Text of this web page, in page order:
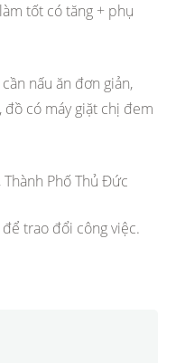
tốt có tăng + phụ
nấu ăn đơn giản,
đồ có máy giặt chị đem
Phố Thủ Đức
trao đổi công việc.